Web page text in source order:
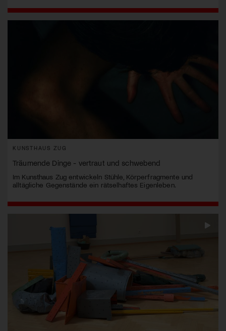
KUNSTHAUS ZUG
Träumende Dinge - vertraut und schwebend
Im Kunsthaus Zug entwickeln Stühle, Körperfragmente und
alltägliche Gegenstände ein rätselhaftes Eigenleben.